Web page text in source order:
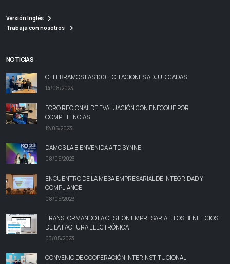
Versión Inglés
Trabaja con nosotros
NOTICIAS
CELEBRAMOS LAS 100 LICITACIONES ADJUDICADAS
14/08/2023
FORO REGIONAL DE EVALUACIÓN CON ENFOQUE POR
COMPETENCIAS
12/05/2023
DAMOS LA BIENVENIDA A TD SYNNE
08/05/2023
ENCUENTRO DE LA MESA EMPRESARIAL DE INTEGRIDAD Y
COMPLIANCE
08/05/2023
TRANSFORMANDO LA GESTIÓN EMPRESARIAL: LOS BENEFICIOS
DE LA FACTURA ELECTRÓNICA
03/05/2023
CONVENIO DE COOPERACIÓN INTERINSTITUCIONAL